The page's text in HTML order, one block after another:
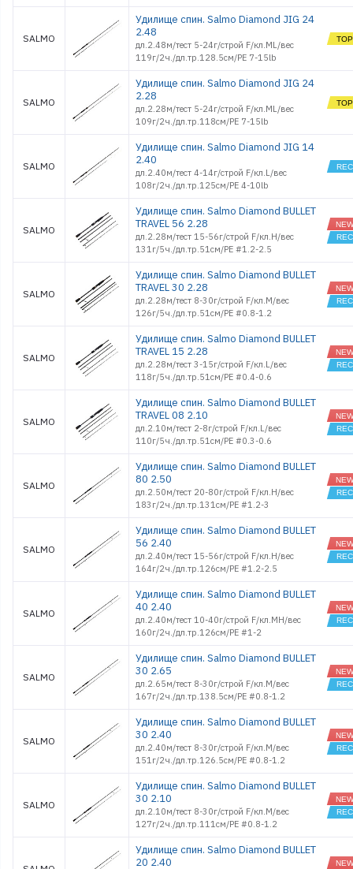
SALMO
Удилище спин. Salmo Diamond JIG 24
2.48
дл.2.48м/тест 5-24г/строй F/кл.ML/вес
119г/2ч./дл.тр.128.5см/PE 7-15lb
SALMO
Удилище спин. Salmo Diamond JIG 24
2.28
дл.2.28м/тест 5-24г/строй F/кл.ML/вес
109г/2ч./дл.тр.118см/PE 7-15lb
SALMO
Удилище спин. Salmo Diamond JIG 14
2.40
дл.2.40м/тест 4-14г/строй F/кл.L/вес
108г/2ч./дл.тр.125см/PE 4-10lb
SALMO
Удилище спин. Salmo Diamond BULLET
TRAVEL 56 2.28
дл.2.28м/тест 15-56г/строй F/кл.H/вес
131г/5ч./дл.тр.51см/PE #1.2-2.5
SALMO
Удилище спин. Salmo Diamond BULLET
TRAVEL 30 2.28
дл.2.28м/тест 8-30г/строй F/кл.M/вес
126г/5ч./дл.тр.51см/PE #0.8-1.2
SALMO
Удилище спин. Salmo Diamond BULLET
TRAVEL 15 2.28
дл.2.28м/тест 3-15г/строй F/кл.L/вес
118г/5ч./дл.тр.51см/PE #0.4-0.6
SALMO
Удилище спин. Salmo Diamond BULLET
TRAVEL 08 2.10
дл.2.10м/тест 2-8г/строй F/кл.L/вес
110г/5ч./дл.тр.51см/PE #0.3-0.6
SALMO
Удилище спин. Salmo Diamond BULLET
80 2.50
дл.2.50м/тест 20-80г/строй F/кл.H/вес
183г/2ч./дл.тр.131см/PE #1.2-3
SALMO
Удилище спин. Salmo Diamond BULLET
56 2.40
дл.2.40м/тест 15-56г/строй F/кл.H/вес
164г/2ч./дл.тр.126см/PE #1.2-2.5
SALMO
Удилище спин. Salmo Diamond BULLET
40 2.40
дл.2.40м/тест 10-40г/строй F/кл.MH/вес
160г/2ч./дл.тр.126см/PE #1-2
SALMO
Удилище спин. Salmo Diamond BULLET
30 2.65
дл.2.65м/тест 8-30г/строй F/кл.M/вес
167г/2ч./дл.тр.138.5см/PE #0.8-1.2
SALMO
Удилище спин. Salmo Diamond BULLET
30 2.40
дл.2.40м/тест 8-30г/строй F/кл.M/вес
151г/2ч./дл.тр.126.5см/PE #0.8-1.2
SALMO
Удилище спин. Salmo Diamond BULLET
30 2.10
дл.2.10м/тест 8-30г/строй F/кл.M/вес
127г/2ч./дл.тр.111см/PE #0.8-1.2
Удилище спин. Salmo Diamond BULLET
20 2.40